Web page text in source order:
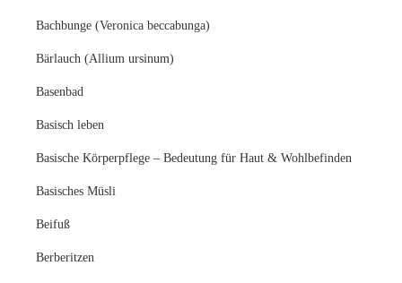
Bachbunge (Veronica beccabunga)
Bärlauch (Allium ursinum)
Basenbad
Basisch leben
Basische Körperpflege – Bedeutung für Haut & Wohlbefinden
Basisches Müsli
Beifuß
Berberitzen